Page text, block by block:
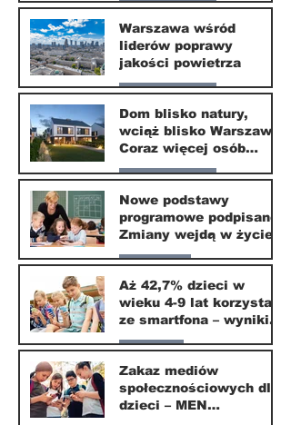
Nasze miasto
24 mar
Warszawa wśród
liderów poprawy
jakości powietrza
Nasze miasto
24 mar
Dom blisko natury,
wciąż blisko Warszawy.
Coraz więcej osób
wybiera ten kierunek
Nasze miasto
20 mar
Nowe podstawy
programowe podpisane.
Zmiany wejdą w życie
od września 2026
Edukacja
16 mar
Aż 42,7% dzieci w
wieku 4-9 lat korzysta
ze smartfona – wyniki
badania Krajowego
Instytutu Mediów
Parents
1 mar
Zakaz mediów
społecznościowych dla
dzieci – MEN